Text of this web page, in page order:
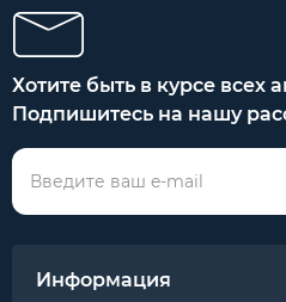
Хотите быть в курсе всех
Подпишитесь на нашу
Информация